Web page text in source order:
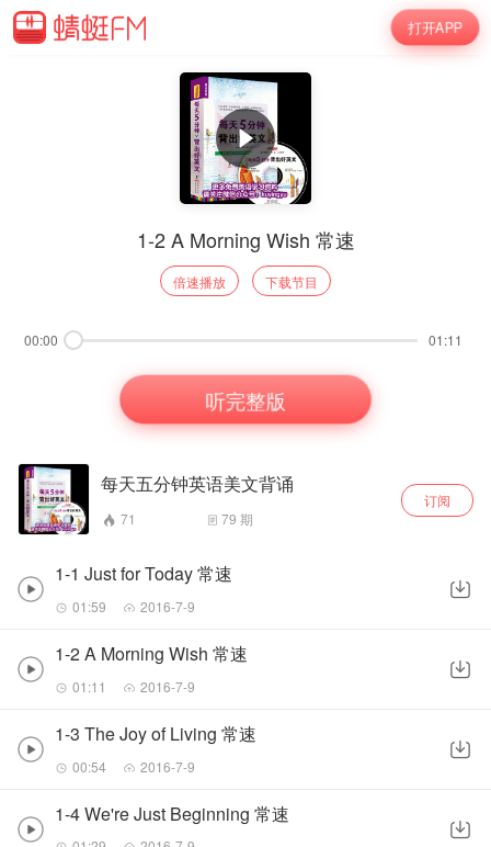
打开APP
1-2 A Morning Wish 常速
倍速播放 下载节目
00:00 01:11
听完整版
每天五分钟英语美文背诵
71 79 期
订阅
1-1 Just for Today 常速
01:59 2016-7-9
1-2 A Morning Wish 常速
01:11 2016-7-9
1-3 The Joy of Living 常速
00:54 2016-7-9
1-4 We're Just Beginning 常速